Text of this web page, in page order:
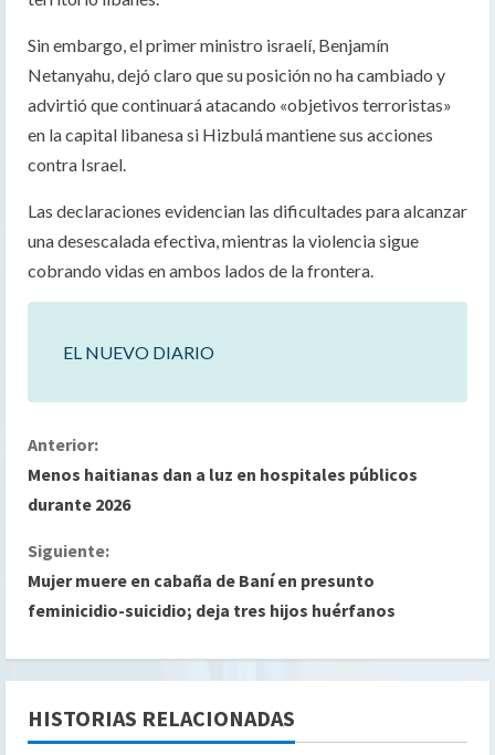
Sin embargo, el primer ministro israelí, Benjamín
Netanyahu, dejó claro que su posición no ha cambiado y
advirtió que continuará atacando «objetivos terroristas»
en la capital libanesa si Hizbulá mantiene sus acciones
contra Israel.
Las declaraciones evidencian las dificultades para alcanzar
una desescalada efectiva, mientras la violencia sigue
cobrando vidas en ambos lados de la frontera.
EL NUEVO DIARIO
S
i
g
u
l
e
Anterior:
Menos haitianas dan a luz en hospitales públicos
durante 2026
Siguiente:
Mujer muere en cabaña de Baní en presunto
feminicidio-suicidio; deja tres hijos huérfanos
HISTORIAS RELACIONADAS